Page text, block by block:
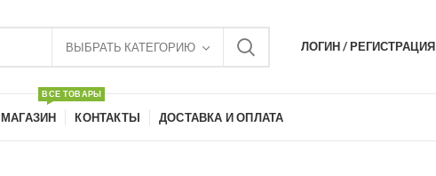
ВЫБРАТЬ КАТЕГОРИЮ ЛОГИН / РЕГИСТРАЦИЯ
МАГАЗИН
ВСЕ ТОВАРЫ
КОНТАКТЫ ДОСТАВКА И ОПЛАТА